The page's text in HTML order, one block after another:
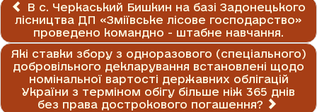
В с. Черкаський Бишкин на базі Задонецького
лісництва ДП «Зміївське лісове господарство»
проведено командно - штабне навчання.
Які ставки збору з одноразового (спеціального)
добровільного декларування встановлені щодо
номінальної вартості державних облігацій
України з терміном обігу більше ніж 365 днів
без права дострокового погашення?